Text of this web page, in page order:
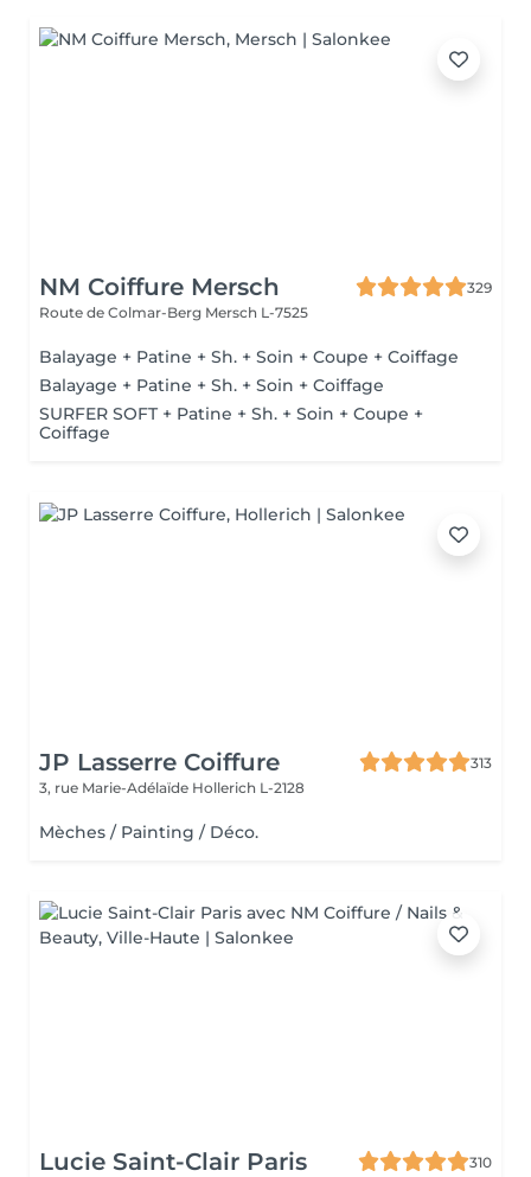
NM Coiffure Mersch
329
Route de Colmar-Berg Mersch L-7525
Balayage + Patine + Sh. + Soin + Coupe + Coiffage
Balayage + Patine + Sh. + Soin + Coiffage
SURFER SOFT + Patine + Sh. + Soin + Coupe +
Coiffage
JP Lasserre Coiffure
313
3, rue Marie-Adélaïde Hollerich L-2128
Mèches / Painting / Déco.
Lucie Saint-Clair Paris
310